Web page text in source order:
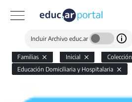
Incluir Archivo educ.ar
Familias Inicial Colección
Educación Domiciliaria y Hospitalaria